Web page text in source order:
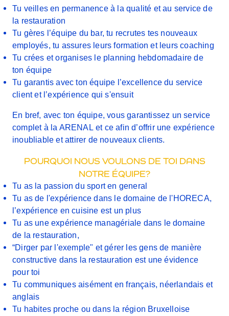
Tu veilles en permanence à la qualité et au service de
la restauration
Tu gères l’équipe du bar, tu recrutes tes nouveaux
employés, tu assures leurs formation et leurs coaching
Tu crées et organises le planning hebdomadaire de
ton équipe
Tu garantis avec ton équipe l’excellence du service
client et l’expérience qui s'ensuit
En bref, avec ton équipe,vous garantissez un service
complet à la ARENAL et ce afin d’offrir une expérience
inoubliable et attirer de nouveaux clients.
POURQUOI NOUS VOULONS DE TOI DANS
NOTRE ÉQUIPE?
Tu as la passion du sport en general
Tu as de l'expérience dans le domaine de l'HORECA,
l’expérience en cuisine est un plus
Tu as une expérience managériale dans le domaine
de la restauration,
“Dirger par l'exemple" et gérer les gens de manière
constructive dans la restauration est une évidence
pour toi
Tu communiques aisément en français, néerlandais et
anglais
Tu habites proche ou dans la région Bruxelloise